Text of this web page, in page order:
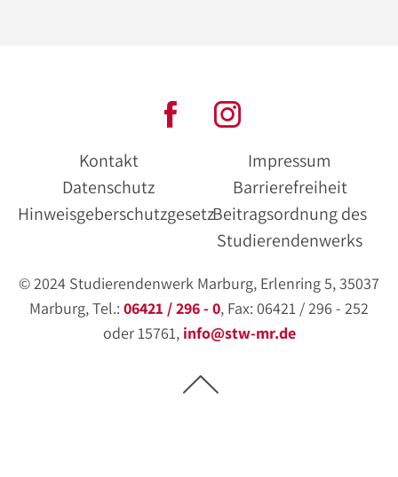
Kontakt
Impressum
Datenschutz
Barrierefreiheit
HinweisgeberschutzgesetzBeitragsordnung des
Studierendenwerks
© 2024 Studierendenwerk Marburg, Erlenring 5, 35037
Marburg, Tel.: 06421 / 296 - 0, Fax: 06421 / 296 - 252
oder 15761, info@stw-mr.de